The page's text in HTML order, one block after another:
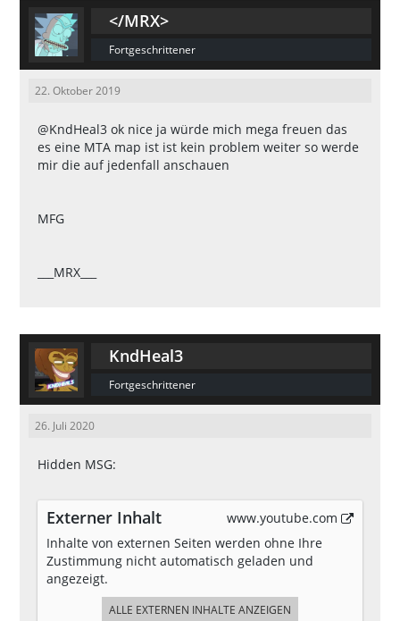
</MRX>
Fortgeschrittener
22. Oktober 2019
@KndHeal3 ok nice ja würde mich mega freuen das
es eine MTA map ist ist kein problem weiter so werde
mir die auf jedenfall anschauen
MFG
___MRX___
KndHeal3
Fortgeschrittener
26. Juli 2020
Hidden MSG:
Externer Inhalt
www.youtube.com
Inhalte von externen Seiten werden ohne Ihre
Zustimmung nicht automatisch geladen und
angezeigt.
ALLE EXTERNEN INHALTE ANZEIGEN